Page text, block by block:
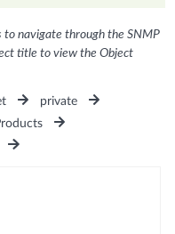
to navigate through the SNMP
title to view the Object
private